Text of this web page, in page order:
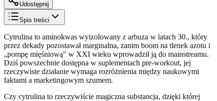
Udostępnij
Spis treści
Cytrulina to aminokwas wyizolowany z arbuza w latach 30., który
przez dekady pozostawał marginalna, zanim boom na tlenek azotu i
„pompę mięśniową" w XXI wieku wprowadził ją do mainstreamu.
Dziś powszechnie dostępna w suplementach pre-workout, jej
rzeczywiste działanie wymaga rozróżnienia między naukowymi
faktami a marketingowym szumem.
Czy cytrulina to rzeczywiście magiczna substancja, dzięki której